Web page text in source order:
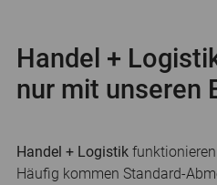
Handel +
nur mit unseren
Handel + Logistikfunktionieren
Häufig kommen Standard-